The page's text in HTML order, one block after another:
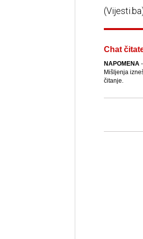
Chat
NAPOMENA-
Mišljenja
čitanje.